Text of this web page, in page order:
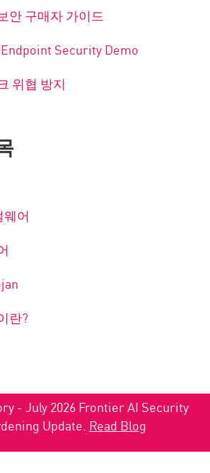
안 구매자 가이드
Security Demo
위협 방지
어
란?
- July 2026 Frontier AI Security
Update. Read Blog